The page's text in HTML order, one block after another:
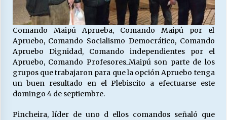
Comando Maipú Aprueba, Comando Maipú por el
Apruebo, Comando Socialismo Democrático, Comando
Apruebo Dignidad, Comando independientes por el
Apruebo, Comando Profesores_Maipú son parte de los
grupos que trabajaron para que la opción Apruebo tenga
un buen resultado en el Plebiscito a efectuarse este
domingo 4 de septiembre.
Pincheira, líder de uno d ellos comandos señaló que